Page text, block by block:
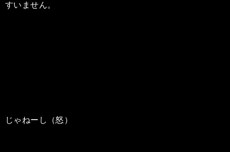
すいません。
じゃねーし（怒）